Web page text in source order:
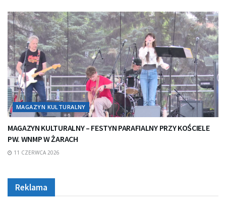
MAGAZYN KULTURALNY
MAGAZYN KULTURALNY – FESTYN PARAFIALNY PRZY KOŚCIELE
PW. WNMP W ŻARACH
11 CZERWCA 2026
Reklama